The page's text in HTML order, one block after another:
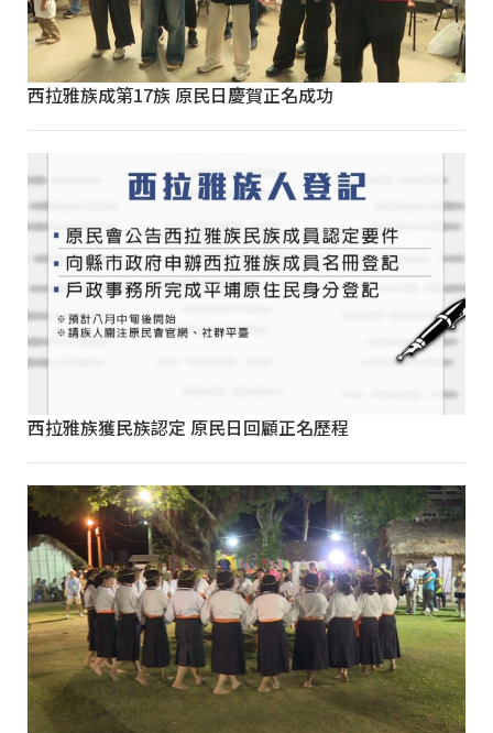
西拉雅族成第17族 原民日慶賀正名成功
西拉雅族獲民族認定 原民日回顧正名歷程